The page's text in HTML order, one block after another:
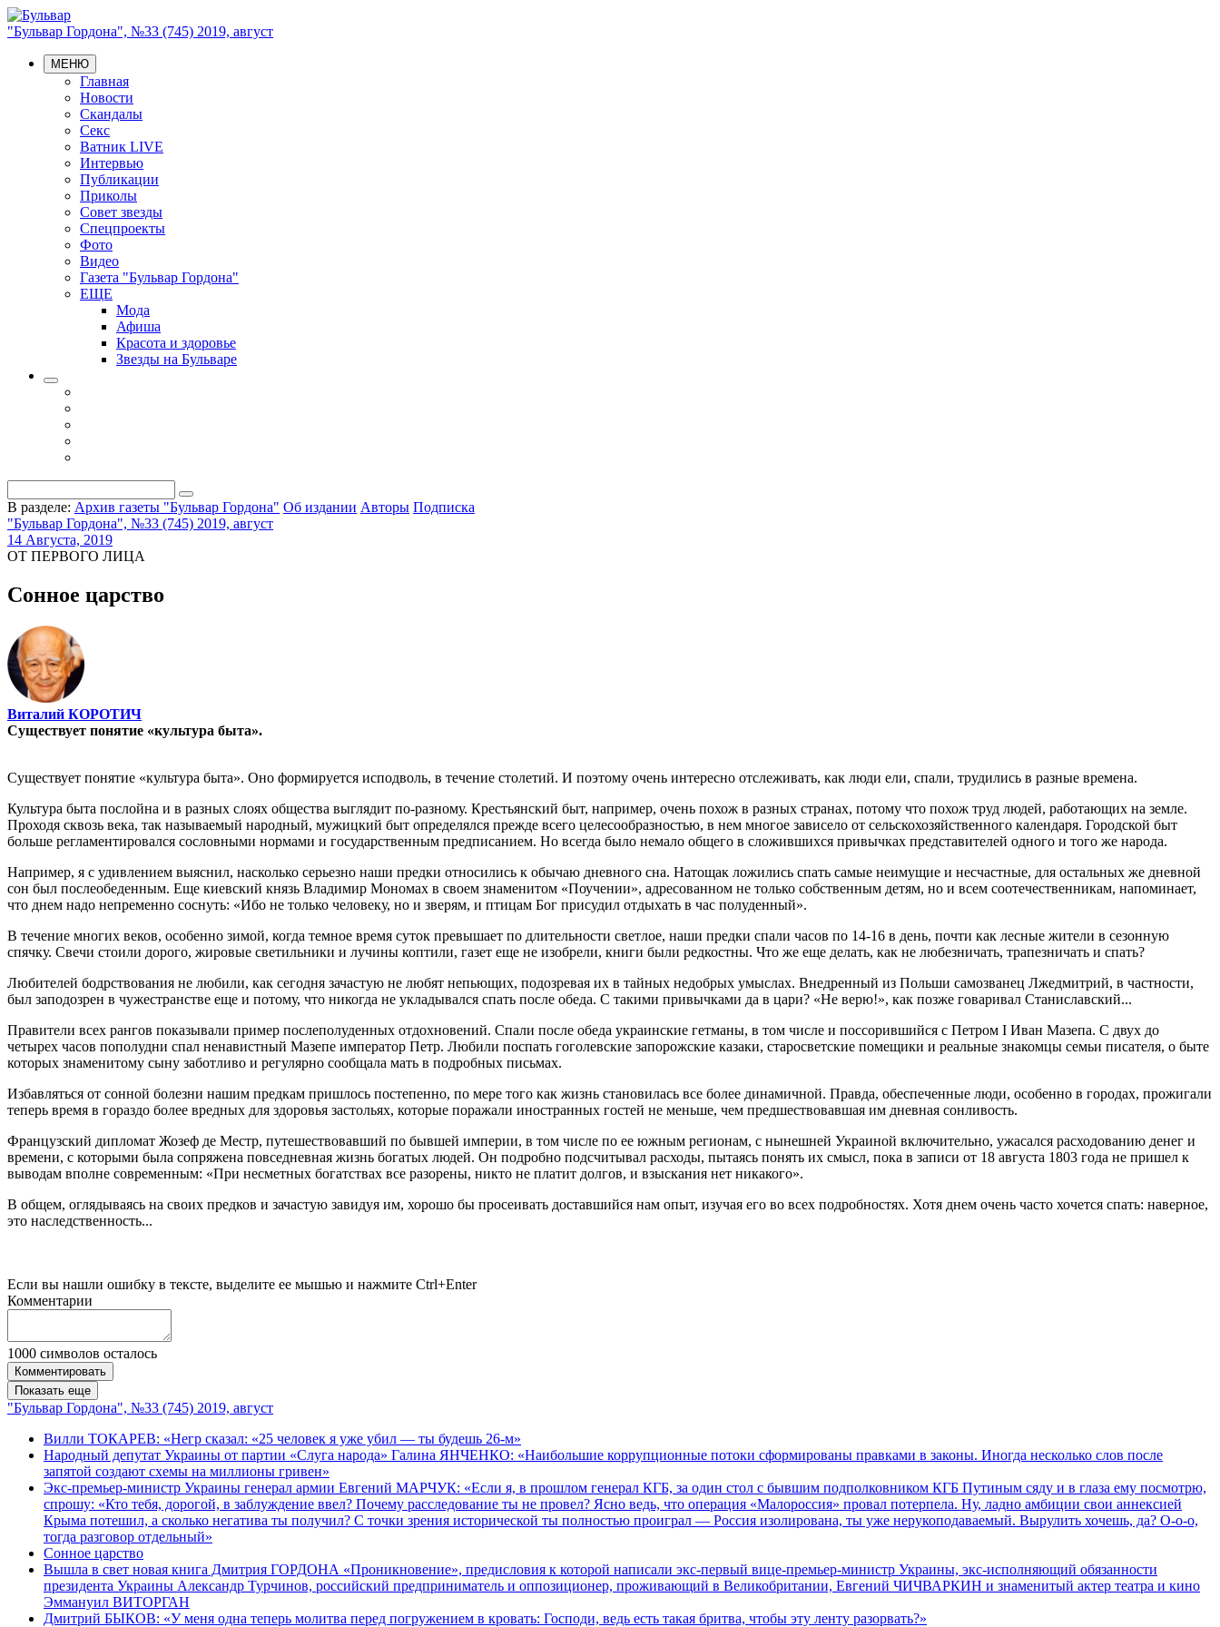
"Бульвар Гордона", №33 (745) 2019, август
МЕНЮ
Главная
Новости
Скандалы
Секс
Ватник LIVE
Интервью
Публикации
Приколы
Совет звезды
Спецпроекты
Фото
Видео
Газета "Бульвар Гордона"
ЕЩЕ
Мода
Афиша
Красота и здоровье
Звезды на Бульваре
В разделе: Архив газеты "Бульвар Гордона" Об издании Авторы Подписка
"Бульвар Гордона", №33 (745) 2019, август
14 Августа, 2019
ОТ ПЕРВОГО ЛИЦА
Сонное царство
Виталий КОРОТИЧ
Существует понятие «культура быта».
Существует понятие «культура быта». Оно формируется исподволь, в течение столетий. И поэтому очень интересно отслеживать, как люди ели, спали, трудились в разные времена.
Культура быта послойна и в разных слоях общества выглядит по-разному. Крестьянский быт, например, очень похож в разных странах, потому что похож труд людей, работающих на земле.
Проходя сквозь века, так называемый народный, мужицкий быт определялся прежде всего целесообразностью, в нем многое зависело от сельскохозяйственного календаря. Городской быт
больше регламентировался сословными нормами и государственным предписанием. Но всегда было немало общего в сложившихся привычках представителей одного и того же народа.
Например, я с удивлением выяснил, насколько серьезно наши предки относились к обычаю дневного сна. Натощак ложились спать самые неимущие и несчастные, для остальных же дневной
сон был послеобеденным. Еще киевский князь Владимир Мономах в своем знаменитом «Поучении», адресованном не только собственным детям, но и всем соотечественникам, напоминает,
что днем надо непременно соснуть: «Ибо не только человеку, но и зверям, и птицам Бог присудил отдыхать в час полуденный».
В течение многих веков, особенно зимой, когда темное время суток превышает по длительности светлое, наши предки спали часов по 14-16 в день, почти как лесные жители в сезонную
спячку. Свечи стоили дорого, жировые светильники и лучины коптили, газет еще не изобрели, книги были редкостны. Что же еще делать, как не любезничать, трапезничать и спать?
Любителей бодрствования не любили, как сегодня зачастую не любят непьющих, подозревая их в тайных недобрых умыслах. Внедренный из Польши самозванец Лже­дмитрий, в частности,
был заподозрен в чужестранстве еще и потому, что никогда не укладывался спать после обеда. С такими привычками да в цари? «Не верю!», как позже говаривал Станиславский...
Правители всех рангов показывали пример послеполуденных отдохновений. Спали после обеда украинские гетманы, в том числе и поссорившийся с Петром I Иван Мазепа. С двух до
четырех часов пополудни спал ненавистный Мазепе император Петр. Любили поспать гоголевские запорожские казаки, старосветские помещики и реальные знакомцы семьи писателя, о быте
которых знаменитому сыну заботливо и регулярно сообщала мать в подробных письмах.
Избавляться от сонной болезни нашим предкам пришлось постепенно, по мере того как жизнь становилась все более динамичной. Правда, обеспеченные люди, особенно в городах, прожигали
теперь время в гораздо более вредных для здоровья застольях, которые поражали иностранных гостей не меньше, чем предшествовавшая им дневная сонливость.
Французский дипломат Жозеф де Местр, путешествовавший по бывшей империи, в том числе по ее южным регионам, с нынешней Украиной включительно, ужасался расходованию денег и
времени, с которыми была сопряжена повседневная жизнь богатых людей. Он подробно подсчитывал расходы, пытаясь понять их смысл, пока в записи от 18 августа 1803 года не пришел к
выводам вполне современным: «При не­сметных богатствах все разорены, никто не платит долгов, и взыскания нет никакого».
В общем, оглядываясь на своих предков и зачастую завидуя им, хорошо бы просеивать доставшийся нам опыт, изучая его во всех подробностях. Хотя днем очень часто хочется спать: наверное,
это наследственность...
Если вы нашли ошибку в тексте, выделите ее мышью и нажмите Ctrl+Enter
Комментарии
1000 символов осталось
Комментировать
Показать еще
"Бульвар Гордона", №33 (745) 2019, август
Вилли ТОКАРЕВ: «Негр сказал: «25 человек я уже убил — ты будешь 26-м»
Народный депутат Украины от партии «Слуга народа» Галина ЯНЧЕНКО: «Наибольшие коррупционные потоки сформированы правками в законы. Иногда несколько слов после
запятой создают схемы на миллионы гривен»
Экс-премьер-министр Украины генерал армии Евгений МАРЧУК: «Если ­я, в прошлом генерал КГБ, за один стол с бывшим подполковником КГБ Путиным сяду и в глаза ему посмотрю,
спрошу: «Кто тебя, дорогой, в заблуждение ввел? Почему расследование ты не провел? Ясно ведь, что операция «Малороссия» провал потерпела. Ну, ладно амбиции свои аннексией
Крыма потешил, а сколько негатива ты получил? С точки зрения исторической ты полностью проиграл — Россия изолирована, ты уже нерукоподаваемый. Вырулить хочешь, да? О-о-о,
тогда разговор отдельный»
Сонное царство
Вышла в свет новая книга Дмитрия ГОРДОНА «Проникновение», предисловия к которой написали экс-первый вице-премьер-министр Украины, экс-исполняющий обязанности
президента Украины Александр Турчинов, российский предприниматель и оппозиционер, проживающий в Великобритании, Евгений ЧИЧВАРКИН и знаменитый актер театра и кино
Эммануил ВИТОРГАН
Дмитрий БЫКОВ: «У меня одна теперь молитва перед погружением в кровать: Господи, ведь есть такая бритва, чтобы эту ленту разорвать?»